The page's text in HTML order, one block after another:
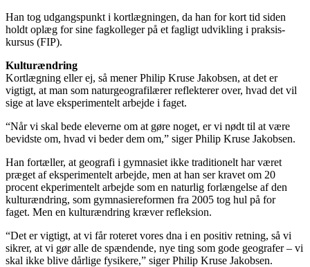
Han tog udgangspunkt i kortlægningen, da han for kort tid siden
holdt oplæg for sine fagkolleger på et fagligt udvikling i praksis­-
kursus (FIP).
Kulturændring
Kortlægning eller ej, så mener Philip Kruse Jakobsen, at det er
vigtigt, at man som naturgeografilærer reflekterer over, hvad det vil
sige at lave eksperimentelt arbejde i faget.
“Når vi skal bede eleverne om at gøre noget, er vi nødt til at være
bevidste om, hvad vi beder dem om,” siger Philip Kruse Jakobsen.
Han fortæller, at geografi i gymnasiet ikke traditionelt har været
præget af eksperimentelt arbejde, men at han ser kravet om 20
procent ekperimentelt arbejde som en naturlig forlængelse af den
kultur­ændring, som gymnasiereformen fra 2005 tog hul på for
faget. Men en kulturændring kræver refleksion.
“Det er vigtigt, at vi får roteret vores dna i en positiv retning, så vi
sikrer, at vi gør alle de spændende, nye ting som gode geografer – vi
skal ikke blive dårlige fysikere,” siger Philip Kruse Jakobsen.